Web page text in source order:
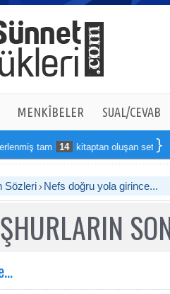
MENKÎBELER SUAL/CEVAB
tam 14 kitaptan oluşan seti online
Sözleri Nefs doğru yola girince...